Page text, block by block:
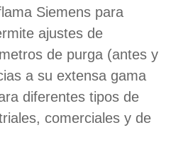
Siemens para
ajustes de
de purga (antes y
a su extensa gama
diferentes tipos de
comerciales y de